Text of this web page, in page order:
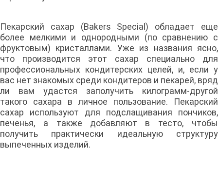
Пекарский сахар (Bakers Special) обладает еще
более мелкими и однородными (по сравнению с
фруктовым) кристаллами. Уже из названия ясно,
что производится этот сахар специально для
профессиональных кондитерских целей, и, если у
вас нет знакомых среди кондитеров и пекарей, вряд
ли вам удастся заполучить килограмм-другой
такого сахара в личное пользование. Пекарский
сахар используют для подслащивания пончиков,
печенья, а также добавляют в тесто, чтобы
получить практически идеальную структуру
выпеченных изделий.